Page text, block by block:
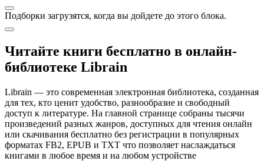
Подборки загрузятся, когда вы дойдете до этого блока.
Читайте книги бесплатно в онлайн-
библиотеке Librain
Librain — это современная электронная библиотека, созданная
для тех, кто ценит удобство, разнообразие и свободный
доступ к литературе. На главной странице собраны тысячи
произведений разных жанров, доступных для чтения онлайн
или скачивания бесплатно без регистрации в популярных
форматах FB2, EPUB и TXT что позволяет наслаждаться
книгами в любое время и на любом устройстве